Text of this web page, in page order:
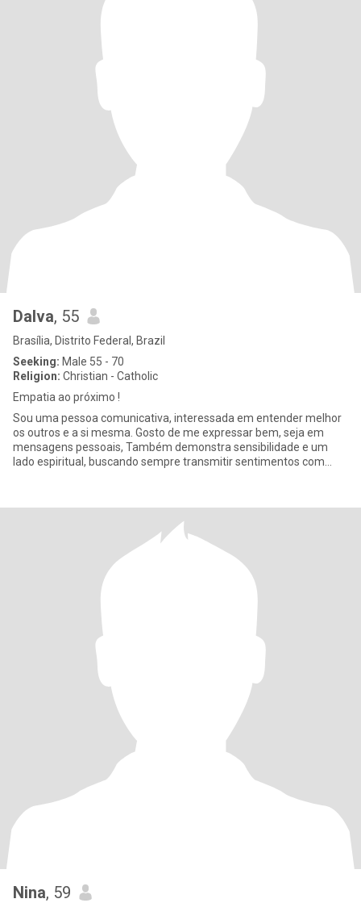
Dalva, 55
Brasília, Distrito Federal, Brazil
Seeking: Male 55 - 70
Religion: Christian - Catholic
Empatia ao próximo !
Sou uma pessoa comunicativa, interessada em entender melhor
os outros e a si mesma. Gosto de me expressar bem, seja em
mensagens pessoais, Também demonstra sensibilidade e um
lado espiritual, buscando sempre transmitir sentimentos com
Nina, 59